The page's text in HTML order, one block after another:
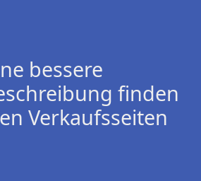
bessere
finden
Verkaufsseiten